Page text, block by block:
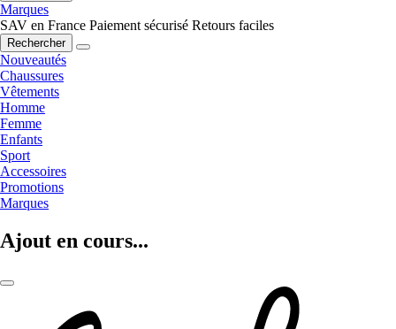
Marques
SAV en France Paiement sécurisé Retours faciles
Rechercher
Nouveautés
Chaussures
Vêtements
Homme
Femme
Enfants
Sport
Accessoires
Promotions
Marques
Ajout en cours...